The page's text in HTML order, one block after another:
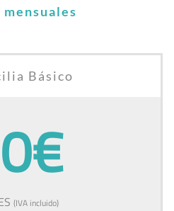
mensuales
Básico
(IVA incluido)